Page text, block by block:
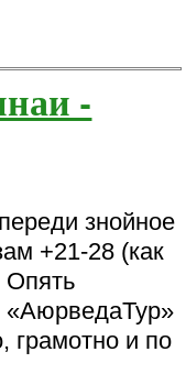
-
знойное
+21-28 (как
Опять
«АюрведаТур»
грамотно и по